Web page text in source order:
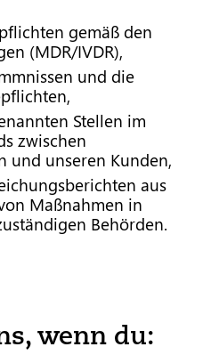
gemäß den
(MDR/IVDR),
und die
Stellen im
zwischen
und unseren Kunden,
aus
Maßnahmen in
Behörden.
wenn du: